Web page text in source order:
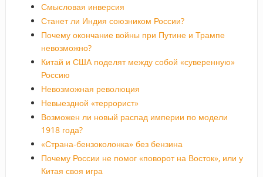
Смысловая инверсия
Станет ли Индия союзником России?
Почему окончание войны при Путине и Трампе
невозможно?
Китай и США поделят между собой «суверенную»
Россию
Невозможная революция
Невыездной «террорист»
Возможен ли новый распад империи по модели
1918 года?
«Страна-бензоколонка» без бензина
Почему России не помог «поворот на Восток», или у
Китая своя игра